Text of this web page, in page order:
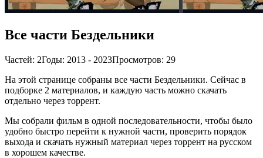
Все части Бездельники
Частей: 2Годы: 2013 - 2023Просмотров: 29
На этой странице собраны все части Бездельники. Сейчас в
подборке 2 материалов, и каждую часть можно скачать
отдельно через торрент.
Мы собрали фильм в одной последовательности, чтобы было
удобно быстро перейти к нужной части, проверить порядок
выхода и скачать нужный материал через торрент на русском
в хорошем качестве.